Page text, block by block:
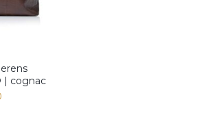
| cognac